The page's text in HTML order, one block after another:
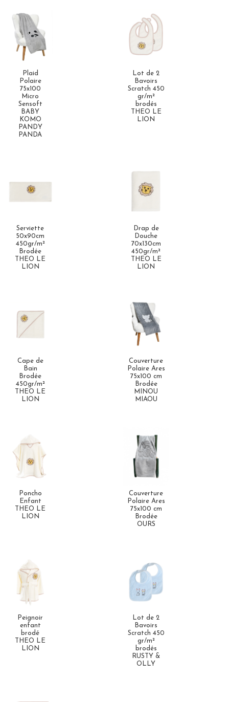
Plaid
Polaire
75x100
Micro
Sensoft
BABY
KOMO
PANDY
PANDA
Lot de 2
Bavoirs
Scratch 450
gr/m²
brodés
THEO LE
LION
Serviette
50x90cm
450gr/m²
Brodée
THEO LE
LION
Drap de
Douche
70x130cm
450gr/m²
THEO LE
LION
Cape de
Bain
Brodée
450gr/m²
THEO LE
LION
Couverture
Polaire Ares
75x100 cm
Brodée
MINOU
MIAOU
Poncho
Enfant
THEO LE
LION
Couverture
Polaire Ares
75x100 cm
Brodée
OURS
Peignoir
enfant
brodé
THEO LE
LION
Lot de 2
Bavoirs
Scratch 450
gr/m²
brodés
RUSTY &
OLLY